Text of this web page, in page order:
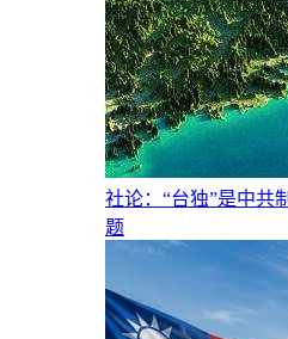
社论：“台独”是中共
题